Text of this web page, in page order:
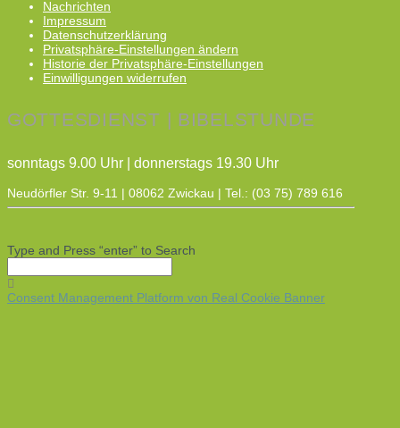
Nachrichten
Impressum
Datenschutzerklärung
Privatsphäre-Einstellungen ändern
Historie der Privatsphäre-Einstellungen
Einwilligungen widerrufen
GOTTESDIENST | BIBELSTUNDE
sonntags 9.00 Uhr | donnerstags 19.30 Uhr
Neudörfler Str. 9-11 | 08062 Zwickau | Tel.: (03 75) 789 616
Type and Press “enter” to Search
Consent Management Platform von Real Cookie Banner